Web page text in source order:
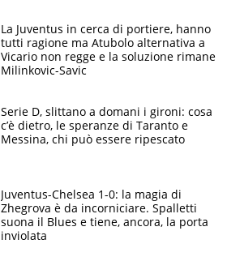
La Juventus in cerca di portiere, hanno
tutti ragione ma Atubolo alternativa a
Vicario non regge e la soluzione rimane
Milinkovic-Savic
Serie D, slittano a domani i gironi: cosa
c’è dietro, le speranze di Taranto e
Messina, chi può essere ripescato
Juventus-Chelsea 1-0: la magia di
Zhegrova è da incorniciare. Spalletti
suona il Blues e tiene, ancora, la porta
inviolata